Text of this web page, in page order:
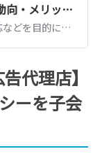
情報通信業のM&A動向・メリット、売却価格の相場【成功事例も紹介】
最新技術領域への適応などを目的に、情報通信業のM&Aは活発に行われています。情報通信業のM&Aでは、優秀な人材確保などのメリットを期待できます。情報通信業のM&A動向や売却・買収のメリット、M&Aの成功事例などをくわしく解説します。
代理店】
ーを子会